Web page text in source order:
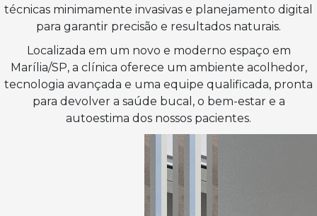
técnicas minimamente invasivas e planejamento digital
para garantir precisão e resultados naturais.
Localizada em um novo e moderno espaço em
Marília/SP, a clínica oferece um ambiente acolhedor,
tecnologia avançada e uma equipe qualificada, pronta
para devolver a saúde bucal, o bem-estar e a
autoestima dos nossos pacientes.